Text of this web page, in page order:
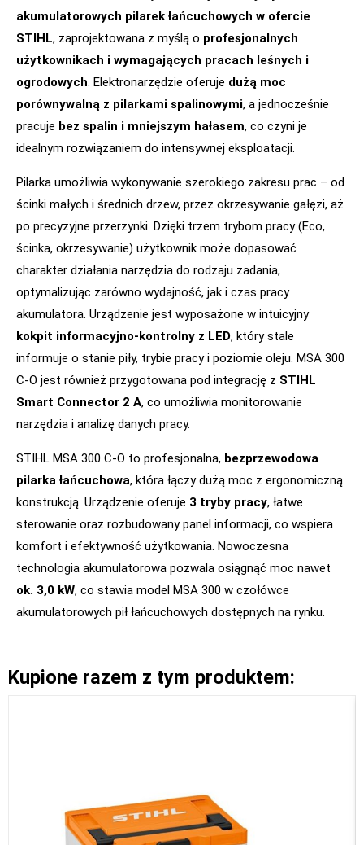
akumulatorowych pilarek łańcuchowych w ofercie
STIHL, zaprojektowana z myślą o profesjonalnych
użytkownikach i wymagających pracach leśnych i
ogrodowych. Elektronarzędzie oferuje dużą moc
porównywalną z pilarkami spalinowymi, a jednocześnie
pracuje bez spalin i mniejszym hałasem, co czyni je
idealnym rozwiązaniem do intensywnej eksploatacji.
Pilarka umożliwia wykonywanie szerokiego zakresu prac – od
ścinki małych i średnich drzew, przez okrzesywanie gałęzi, aż
po precyzyjne przerzynki. Dzięki trzem trybom pracy (Eco,
ścinka, okrzesywanie) użytkownik może dopasować
charakter działania narzędzia do rodzaju zadania,
optymalizując zarówno wydajność, jak i czas pracy
akumulatora. Urządzenie jest wyposażone w intuicyjny
kokpit informacyjno-kontrolny z LED, który stale
informuje o stanie piły, trybie pracy i poziomie oleju. MSA 300
C-O jest również przygotowana pod integrację z STIHL
Smart Connector 2 A, co umożliwia monitorowanie
narzędzia i analizę danych pracy.
STIHL MSA 300 C-O to profesjonalna, bezprzewodowa
pilarka łańcuchowa, która łączy dużą moc z ergonomiczną
konstrukcją. Urządzenie oferuje 3 tryby pracy, łatwe
sterowanie oraz rozbudowany panel informacji, co wspiera
komfort i efektywność użytkowania. Nowoczesna
technologia akumulatorowa pozwala osiągnąć moc nawet
ok. 3,0 kW, co stawia model MSA 300 w czołówce
akumulatorowych pił łańcuchowych dostępnych na rynku.
Kupione razem z tym produktem: